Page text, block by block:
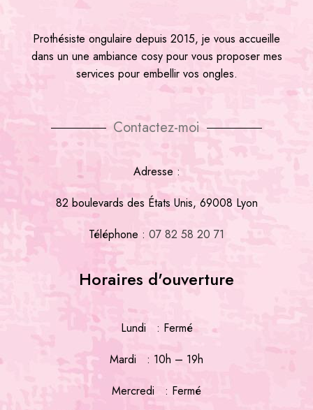
Prothésiste ongulaire depuis 2015, je vous accueille
dans un une ambiance cosy pour vous proposer mes
services pour embellir vos ongles.
Contactez-moi
Adresse :
82 boulevards des États Unis, 69008 Lyon
Téléphone : 07 82 58 20 71
Horaires d'ouverture
Lundi : Fermé
Mardi : 10h – 19h
Mercredi : Fermé